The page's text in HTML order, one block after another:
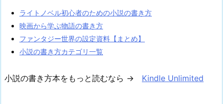
ライトノベル初心者のための小説の書き方
映画から学ぶ物語の書き方
ファンタジー世界の設定資料【まとめ】
小説の書き方カテゴリ一覧
小説の書き方本をもっと読むなら → Kindle Unlimited